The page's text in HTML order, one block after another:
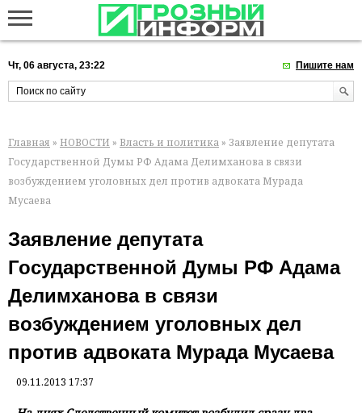
Чт, 06 августа, 23:22 Пишите нам
Главная » НОВОСТИ » Власть и политика » Заявление депутата
Государственной Думы РФ Адама Делимханова в связи
возбуждением уголовных дел против адвоката Мурада
Мусаева
Заявление депутата
Государственной Думы РФ Адама
Делимханова в связи
возбуждением уголовных дел
против адвоката Мурада Мусаева
09.11.2013 17:37